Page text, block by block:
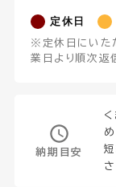
定休日
※定休日にいた
業日より順次返
納期目安